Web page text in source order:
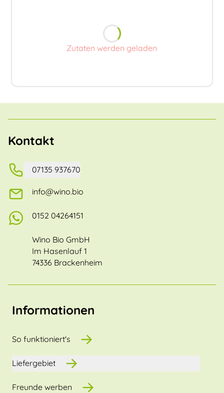
Zutaten werden geladen
Kontakt
07135 937670
info@wino.bio
0152 04264151
Wino Bio GmbH
Im Hasenlauf 1
74336 Brackenheim
Informationen
So funktioniert's
Liefergebiet
Freunde werben